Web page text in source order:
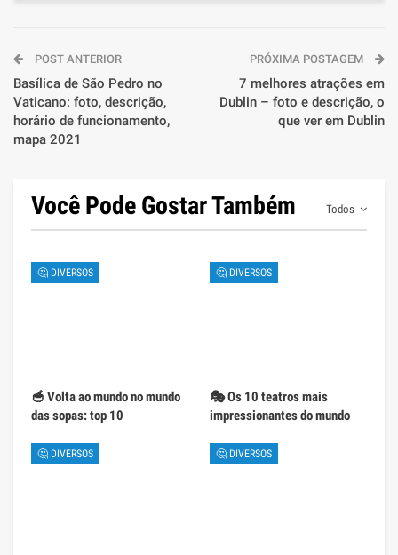
POST ANTERIOR
Basílica de São Pedro no
Vaticano: foto, descrição,
horário de funcionamento,
mapa 2021
PRÓXIMA POSTAGEM
7 melhores atrações em
Dublin – foto e descrição, o
que ver em Dublin
Todos
Você Pode Gostar Também
🤔 DIVERSOS
🥣 Volta ao mundo no mundo
das sopas: top 10
🤔 DIVERSOS
🎭 Os 10 teatros mais
impressionantes do mundo
🤔 DIVERSOS 🤔 DIVERSOS